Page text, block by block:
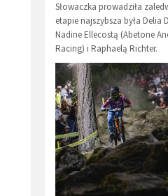
Słowaczka prowadziła
etapie najszybsza była Delia
Nadine Ellecostą (Abetone
Racing) i Raphaelą Richter.